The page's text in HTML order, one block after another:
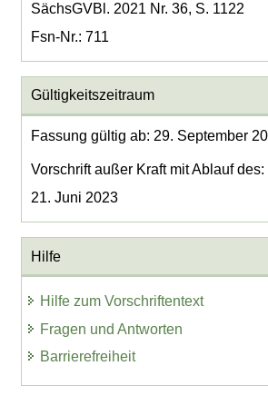
SächsGVBl. 2021 Nr. 36, S. 1122
Fsn-Nr.: 711
Gültigkeitszeitraum
Fassung gültig ab: 29. September
Vorschrift außer Kraft mit Ablauf des:
21. Juni 2023
Hilfe
Hilfe zum Vorschriftentext
Fragen und Antworten
Barrierefreiheit